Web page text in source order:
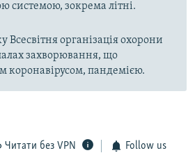
системою, зокрема літні.
Всесвітня організація охорони
захворювання, що
коронавірусом, пандемією.
Читати без VPN Follow us